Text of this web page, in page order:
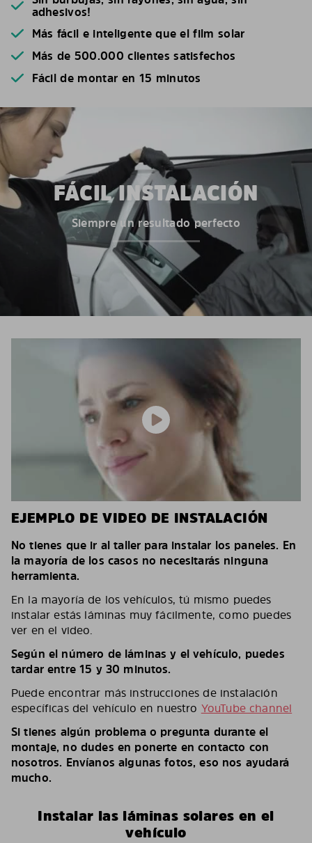
adhesivos!
Más fácil e inteligente que el film solar
Más de 500.000 clientes satisfechos
Fácil de montar en 15 minutos
FÁCIL INSTALACIÓN
Siempre un resultado perfecto
EJEMPLO DE VIDEO DE INSTALACIÓN
No tienes que ir al taller para instalar los paneles. En
la mayoría de los casos no necesitarás ninguna
herramienta.
En la mayoría de los vehículos, tú mismo puedes
instalar estás láminas muy fácilmente, como puedes
ver en el video.
Según el número de láminas y el vehículo, puedes
tardar entre 15 y 30 minutos.
Puede encontrar más instrucciones de instalación
específicas del vehículo en nuestro YouTube channel
Si tienes algún problema o pregunta durante el
montaje, no dudes en ponerte en contacto con
nosotros. Envíanos algunas fotos, eso nos ayudará
mucho.
Instalar las láminas solares en el
vehículo